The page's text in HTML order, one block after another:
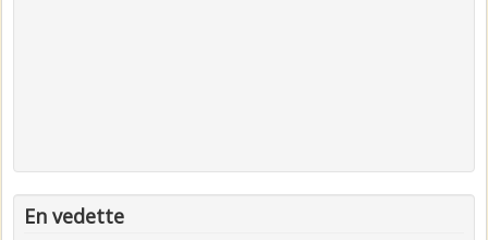
En vedette